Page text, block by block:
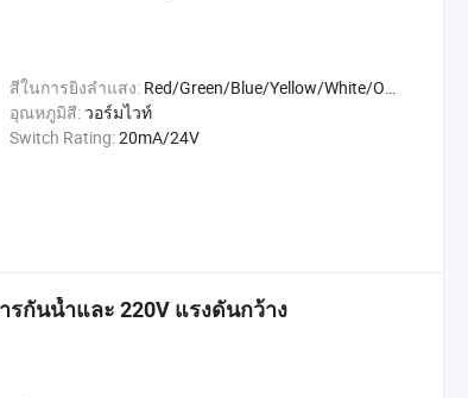
สีในการยิงลำแสง: Red/Green/Blue/Yellow/White/Orange
อุณหภูมิสี: วอร์มไวท์
Switch Rating:20mA/24V
กันน้ำและ 220V แรงดันกว้าง